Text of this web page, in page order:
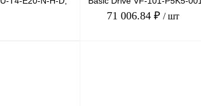
380В, 5,5кВт, 13А
71 006.84 ₽ / шт